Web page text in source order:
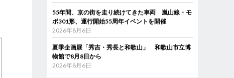
55年間、京の街を走り続けてきた車両 嵐山線・モ
ボ301形、運行開始55周年イベントを開催
2026年8月6日
夏季企画展「秀吉・秀長と和歌山」 和歌山市立博
物館で8月8日から
2026年8月6日